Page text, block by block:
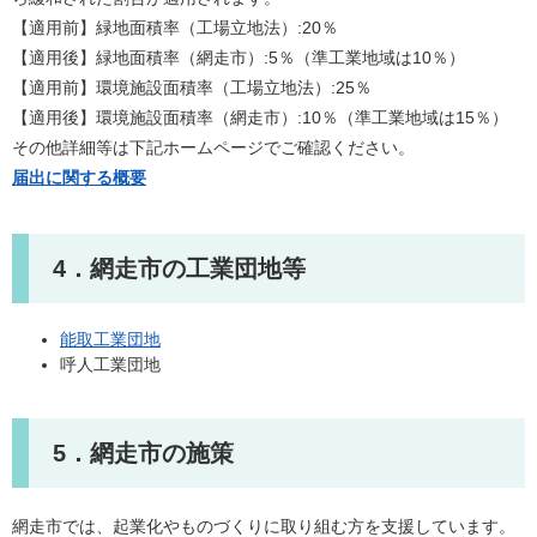
【適用前】緑地面積率（工場立地法）:20％
【適用後】緑地面積率（網走市）:5％（準工業地域は10％）
【適用前】環境施設面積率（工場立地法）:25％
【適用後】環境施設面積率（網走市）:10％（準工業地域は15％）​
その他詳細等は下記ホームページでご確認ください。
届出に関する概要
4．網走市の工業団地等
能取工業団地
呼人工業団地
5．網走市の施策
網走市では、起業化やものづくりに取り組む方を支援しています。